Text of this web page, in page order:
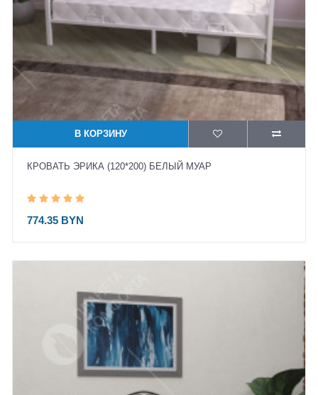
В КОРЗИНУ
КРОВАТЬ ЭРИКА (120*200) БЕЛЫЙ МУАР
774.35 BYN